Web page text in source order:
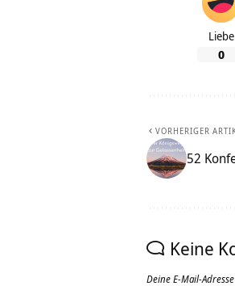
Liebe
0
VORHERIGER
52
Keine
Deine E-Mail-